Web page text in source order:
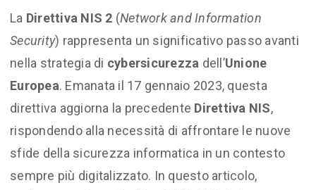
La Direttiva NIS 2 (Network and Information
Security) rappresenta un significativo passo avanti
nella strategia di cybersicurezza dell’Unione
Europea. Emanata il 17 gennaio 2023, questa
direttiva aggiorna la precedente Direttiva NIS,
rispondendo alla necessità di affrontare le nuove
sfide della sicurezza informatica in un contesto
sempre più digitalizzato. In questo articolo,